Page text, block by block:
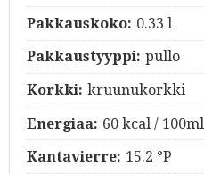
Pakkauskoko: 0.33 l
Pakkaustyyppi: pullo
Korkki: kruunukorkki
Energiaa: 60 kcal / 100ml
Kantavierre: 15.2 °P